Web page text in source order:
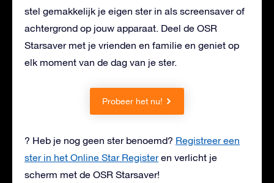
stel gemakkelijk je eigen ster in als screensaver of
achtergrond op jouw apparaat. Deel de OSR
Starsaver met je vrienden en familie en geniet op
elk moment van de dag van je ster.
Probeer het nu!
? Heb je nog geen ster benoemd? Registreer een
ster in het Online Star Registeren verlicht je
scherm met de OSR Starsaver!